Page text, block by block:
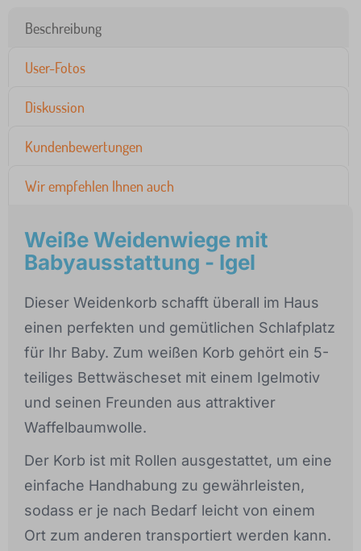
Beschreibung
User-Fotos
Diskussion
Kundenbewertungen
Wir empfehlen Ihnen auch
Weiße Weidenwiege mit
Babyausstattung - Igel
Dieser Weidenkorb schafft überall im Haus
einen perfekten und gemütlichen Schlafplatz
für Ihr Baby. Zum weißen Korb gehört ein 5-
teiliges Bettwäscheset mit einem Igelmotiv
und seinen Freunden aus attraktiver
Waffelbaumwolle.
Der Korb ist mit Rollen ausgestattet, um eine
einfache Handhabung zu gewährleisten,
sodass er je nach Bedarf leicht von einem
Ort zum anderen transportiert werden kann.